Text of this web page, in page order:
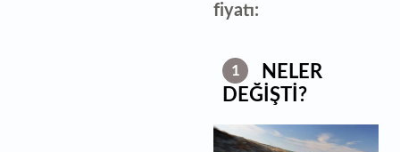
fiyatı:
1
NELER
DEĞİŞTİ?